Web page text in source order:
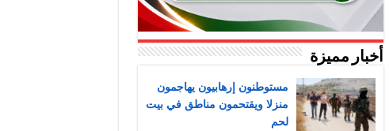
أخبار مميزة
مستوطنون إرهابيون يهاجمون
منزلا ويقتحمون مناطق في بيت
لحم